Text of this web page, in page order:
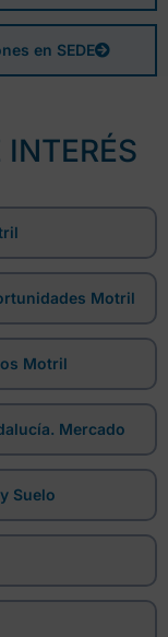
en SEDE
Motril
Motril
Mercado
Suelo